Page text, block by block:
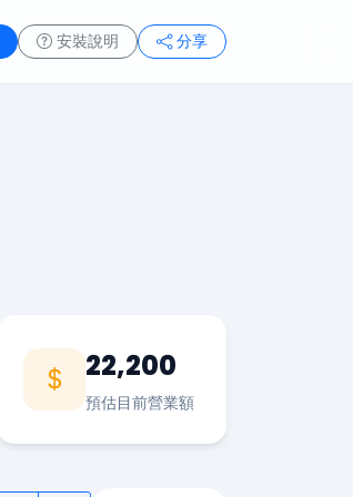
安裝說明 分享
22,200
預估目前營業額